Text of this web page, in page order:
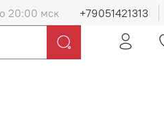
20:00 мск +79051421313